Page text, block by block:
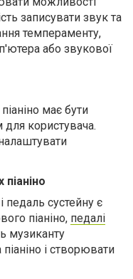
записувати звук та
темпераменту,
або звукової
має бути
для користувача.
педаль сустейну є
піаніно, педалі
музиканту
і створювати